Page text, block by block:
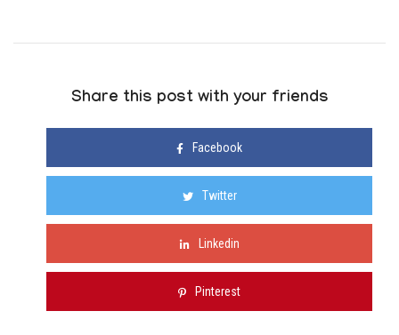
Share this post with your friends
Facebook
Twitter
Linkedin
Pinterest